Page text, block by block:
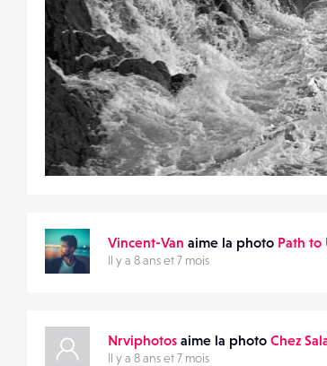
4
19
Vincent-Van aime la photo Path to
Il y a 8 ans et 7 mois
Nrviphotos aime la photo Chez
Il y a 8 ans et 7 mois